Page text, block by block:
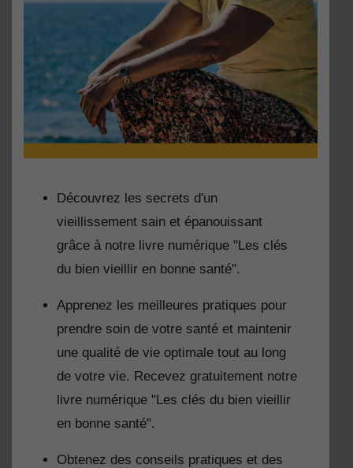
Découvrez les secrets d'un
vieillissement sain et épanouissant
grâce à notre livre numérique "Les clés
du bien vieillir en bonne santé".
Apprenez les meilleures pratiques pour
prendre soin de votre santé et maintenir
une qualité de vie optimale tout au long
de votre vie. Recevez gratuitement notre
livre numérique "Les clés du bien vieillir
en bonne santé".
Obtenez des conseils pratiques et des